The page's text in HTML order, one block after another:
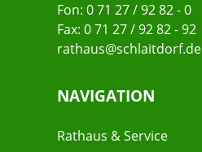
Fon: 0 71 27 / 92 82 - 0
Fax: 0 71 27 / 92 82 - 92
rathaus@schlaitdorf.de
NAVIGATION
Rathaus & Service